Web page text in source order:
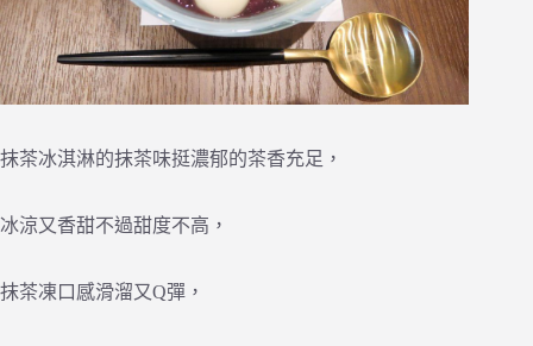
抹茶冰淇淋的抹茶味挺濃郁的茶香充足，
冰涼又香甜不過甜度不高，
抹茶凍口感滑溜又Q彈，